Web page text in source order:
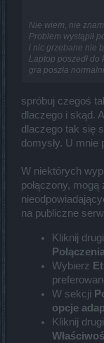
Nie wiem, nie
Problem wystąpił
i nic grzebane nie
Laptop poszedł
gra poszła
spróbuj czegoś
dlaczego i skąd.
dlaczego tak się
domysły. U mnie
W niektórych
połączony, mogą
na publiczne
Kliknij
Wybierz
W sekcji
opcje
Kliknij